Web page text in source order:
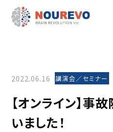
2022.06.16 講演会／セミナー
【オンライン】事
いました！